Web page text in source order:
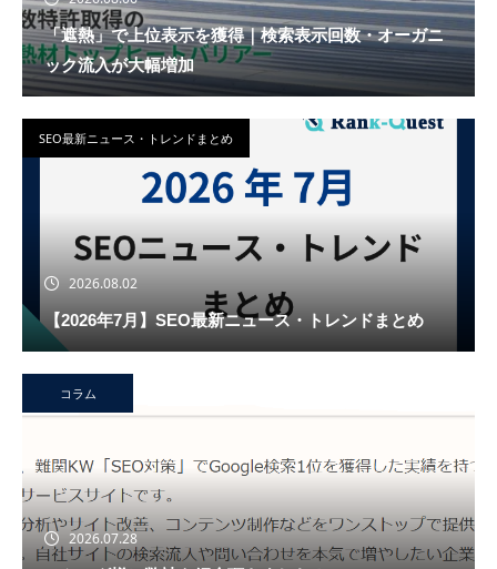
「遮熱」で上位表示を獲得｜検索表示回数・オーガニ
ック流入が大幅増加
SEO最新ニュース・トレンドまとめ
2026.08.02
【2026年7月】SEO最新ニュース・トレンドまとめ
コラム
2026.07.28